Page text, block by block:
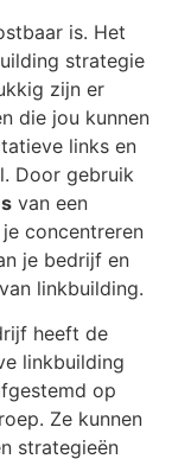
is. Het
strategie
zijn er
die jou kunnen
links en
Door gebruik
van een
concentreren
je bedrijf en
linkbuilding.
heeft de
linkbuilding
op
Ze kunnen
strategieën